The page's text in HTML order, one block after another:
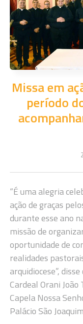
Missa em
período
“É uma alegria
ação de graças
durante esse ano
missão de
oportunidade de
realidades
arquidiocese”,
Cardeal Orani
Capela Nossa
Palácio São